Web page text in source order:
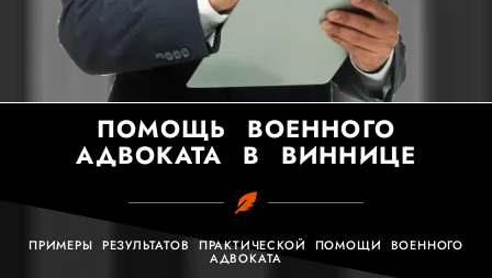
ПОМОЩЬ ВОЕННОГО
АДВОКАТА В ВИННИЦЕ
ПРИМЕРЫ РЕЗУЛЬТАТОВ ПРАКТИЧЕСКОЙ ПОМОЩИ ВОЕННОГО
АДВОКАТА